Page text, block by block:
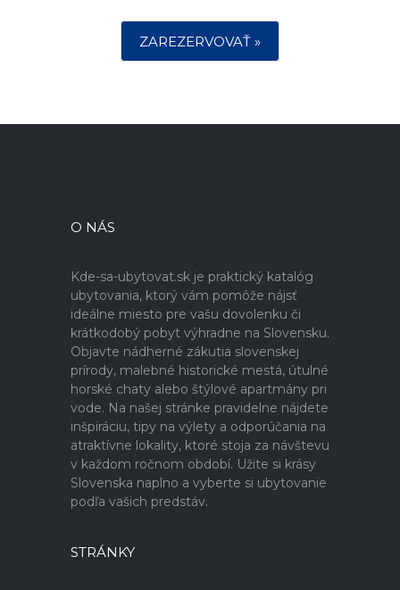
ZAREZERVOVAŤ »
O NÁS
Kde-sa-ubytovat.sk je praktický katalóg
ubytovania, ktorý vám pomôže nájsť
ideálne miesto pre vašu dovolenku či
krátkodobý pobyt výhradne na Slovensku.
Objavte nádherné zákutia slovenskej
prírody, malebné historické mestá, útulné
horské chaty alebo štýlové apartmány pri
vode. Na našej stránke pravidelne nájdete
inšpiráciu, tipy na výlety a odporúčania na
atraktívne lokality, ktoré stoja za návštevu
v každom ročnom období. Užite si krásy
Slovenska naplno a vyberte si ubytovanie
podľa vašich predstáv.
STRÁNKY